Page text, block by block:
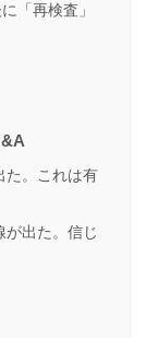
「再検査」
た。これは有
が出た。信じ